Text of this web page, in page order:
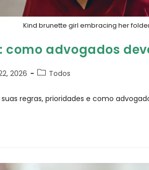
Kind brunette girl embracing her
como advogados
2026 Todos
regras, prioridades e como